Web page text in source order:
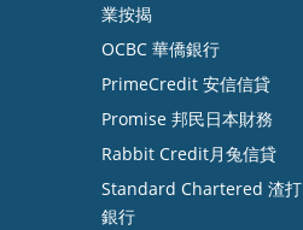
業按揭
OCBC 華僑銀行
PrimeCredit 安信信貸
Promise 邦民日本財務
Rabbit Credit月兔信貸
Standard Chartered 渣打
銀行